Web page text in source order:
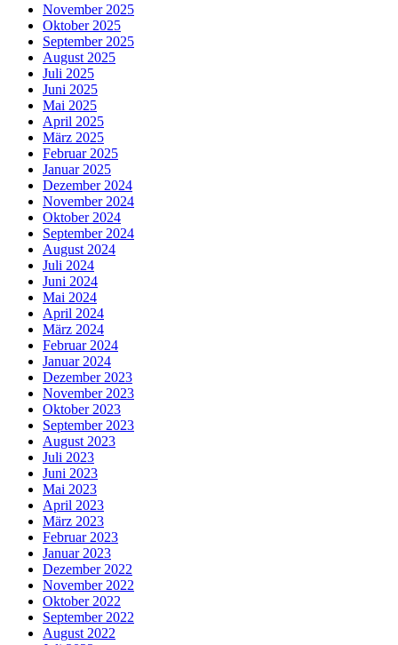
November 2025
Oktober 2025
September 2025
August 2025
Juli 2025
Juni 2025
Mai 2025
April 2025
März 2025
Februar 2025
Januar 2025
Dezember 2024
November 2024
Oktober 2024
September 2024
August 2024
Juli 2024
Juni 2024
Mai 2024
April 2024
März 2024
Februar 2024
Januar 2024
Dezember 2023
November 2023
Oktober 2023
September 2023
August 2023
Juli 2023
Juni 2023
Mai 2023
April 2023
März 2023
Februar 2023
Januar 2023
Dezember 2022
November 2022
Oktober 2022
September 2022
August 2022